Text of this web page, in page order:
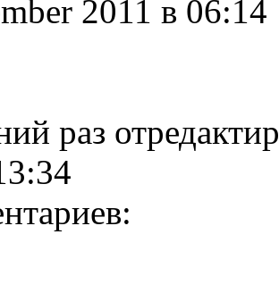
2011 в 06:14
раз